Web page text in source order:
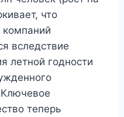
что
компаний
вследствие
летной годности
теперь